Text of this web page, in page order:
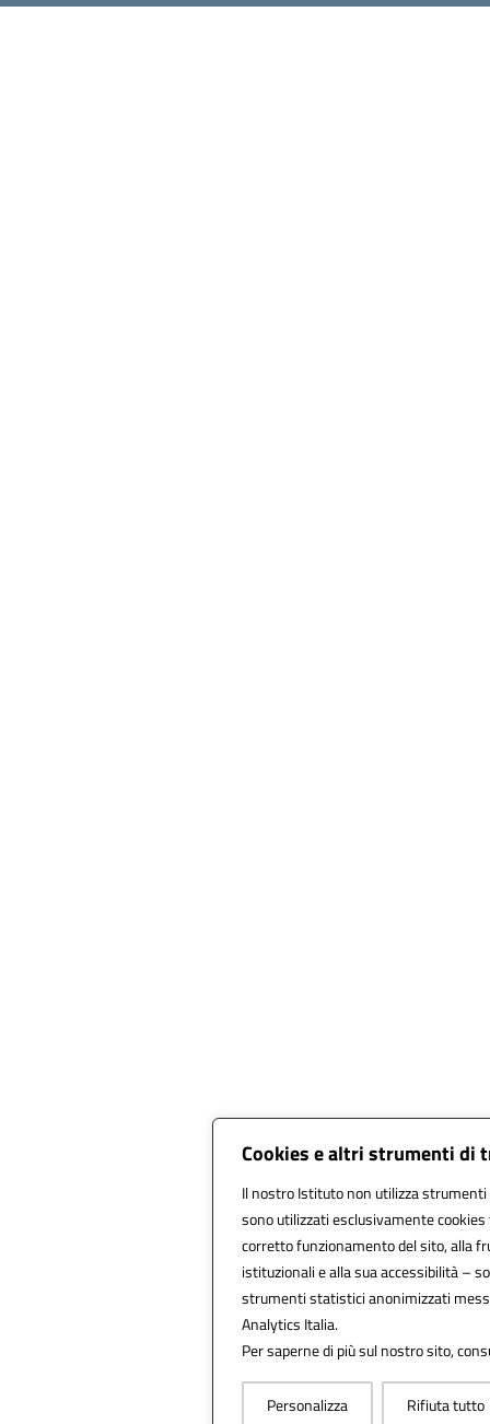
Cookies e altri strumenti di
Il nostro Istituto non utilizza
sono utilizzati esclusivamente
corretto funzionamento del sito, alla
istituzionali e alla sua accessibilità –
strumenti statistici anonimizzati
Analytics Italia.
Per saperne di più sul nostro sito,
Personalizza Rifiuta tutto